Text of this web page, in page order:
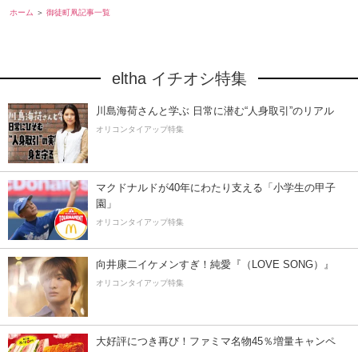
ホーム 御徒町凧記事一覧
eltha イチオシ特集
川島海荷さんと学ぶ 日常に潜む“人身取引”のリアル
オリコンタイアップ特集
マクドナルドが40年にわたり支える「小学生の甲子
園」
オリコンタイアップ特集
向井康二イケメンすぎ！純愛『（LOVE SONG）』
オリコンタイアップ特集
大好評につき再び！ファミマ名物45％増量キャンペ